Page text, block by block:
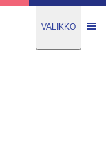
VALIKKO